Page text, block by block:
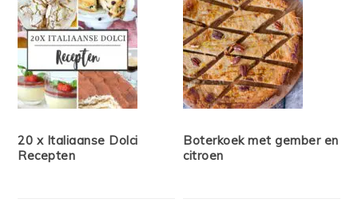
20 x Italiaanse Dolci
Recepten
Boterkoek met gember en
citroen